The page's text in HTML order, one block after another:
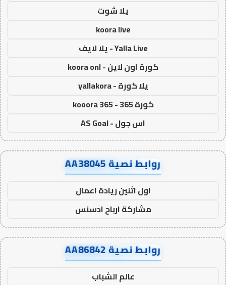
يلا شوت
koora live
Yalla Live - يلا لايف
كورة اون لاين - koora onl
يلا كورة - yallakora
كورة 365 - kooora 365
اس جول - AS Goal
روابط نصية AA38045
اول اثنين ريادة اعمال
مشاركة ارباح ادسنس
روابط نصية AA86842
عالم الشباب